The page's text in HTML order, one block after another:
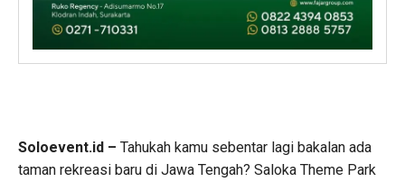
Soloevent.id – Tahukah kamu sebentar lagi bakalan ada
taman rekreasi baru di Jawa Tengah? Saloka Theme Park